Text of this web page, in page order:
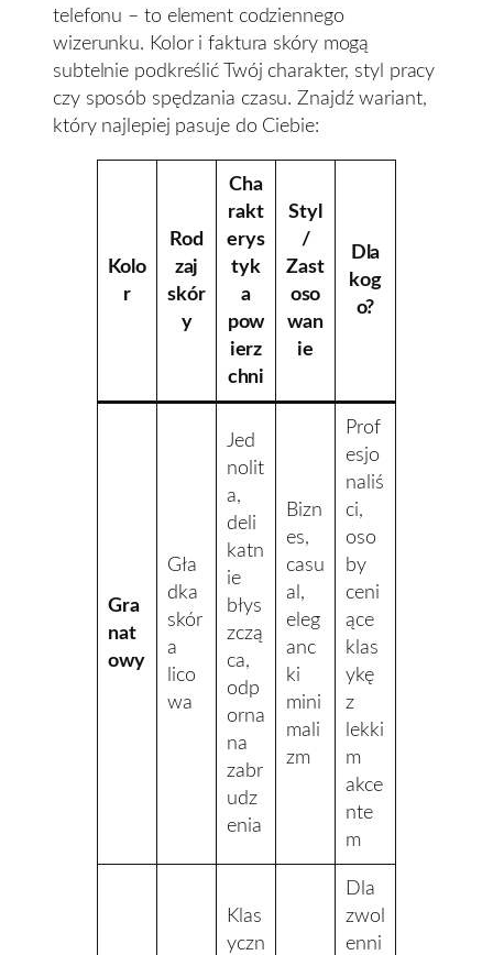
telefonu – to element codziennego
wizerunku. Kolor i faktura skóry mogą
subtelnie podkreślić Twój charakter, styl pracy
czy sposób spędzania czasu. Znajdź wariant,
który najlepiej pasuje do Ciebie:
Kolo
r
Rod
zaj
skór
y
Cha
rakt
erys
tyk
a
pow
ierz
chni
Styl
/
Zast
oso
wan
ie
Dla
kog
o?
Gra
nat
owy
Gła
dka
skór
a
lico
wa
Jed
nolit
a,
deli
katn
ie
błys
zczą
ca,
odp
orna
na
zabr
udz
enia
Bizn
es,
casu
al,
eleg
anc
ki
mini
mali
zm
Prof
esjo
naliś
ci,
oso
by
ceni
ące
klas
ykę
z
lekki
m
akce
nte
m
Klas
yczn
Dla
zwol
enni